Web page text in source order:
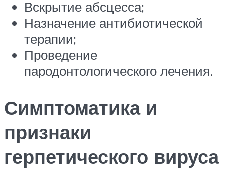
Вскрытие абсцесса;
Назначение антибиотической
терапии;
Проведение
пародонтологического лечения.
Симптоматика и
признаки
герпетического вируса